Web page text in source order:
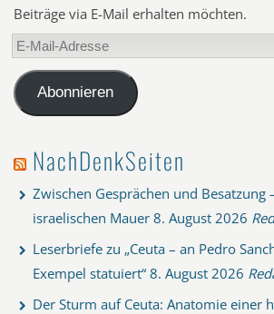
Beiträge via E-Mail erhalten möchten.
E-
Mail-
AdresseAbonnieren
NachDenkSeiten
Zwischen Gesprächen und Besatzung
israelischen Mauer 8. August 2026
Leserbriefe zu „Ceuta – an Pedro
Exempel statuiert“ 8. August 2026
Der Sturm auf Ceuta: Anatomie einer